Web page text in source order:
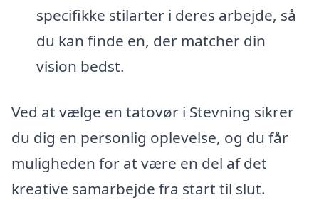
specifikke stilarter i deres arbejde, så
du kan finde en, der matcher din
vision bedst.
Ved at vælge en tatovør i Stevning sikrer
du dig en personlig oplevelse, og du får
muligheden for at være en del af det
kreative samarbejde fra start til slut.